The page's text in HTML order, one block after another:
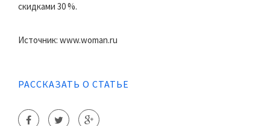
скидками 30 %.
Источник: www.woman.ru
РАССКАЗАТЬ О СТАТЬЕ